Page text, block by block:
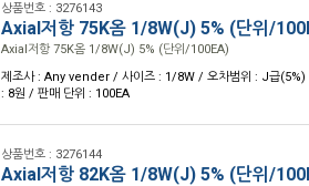
상품번호 : 3276143
Axial저항 75K옴 1/8W(J) 5% (단위/
Axial저항 75K옴 1/8W(J) 5% (단위/100EA)
제조사 : Any vender / 사이즈 : 1/8W / 오차범위 : J급(5%)
: 8원 / 판매 단위 : 100EA
상품번호 : 3276144
Axial저항 82K옴 1/8W(J) 5% (단위/